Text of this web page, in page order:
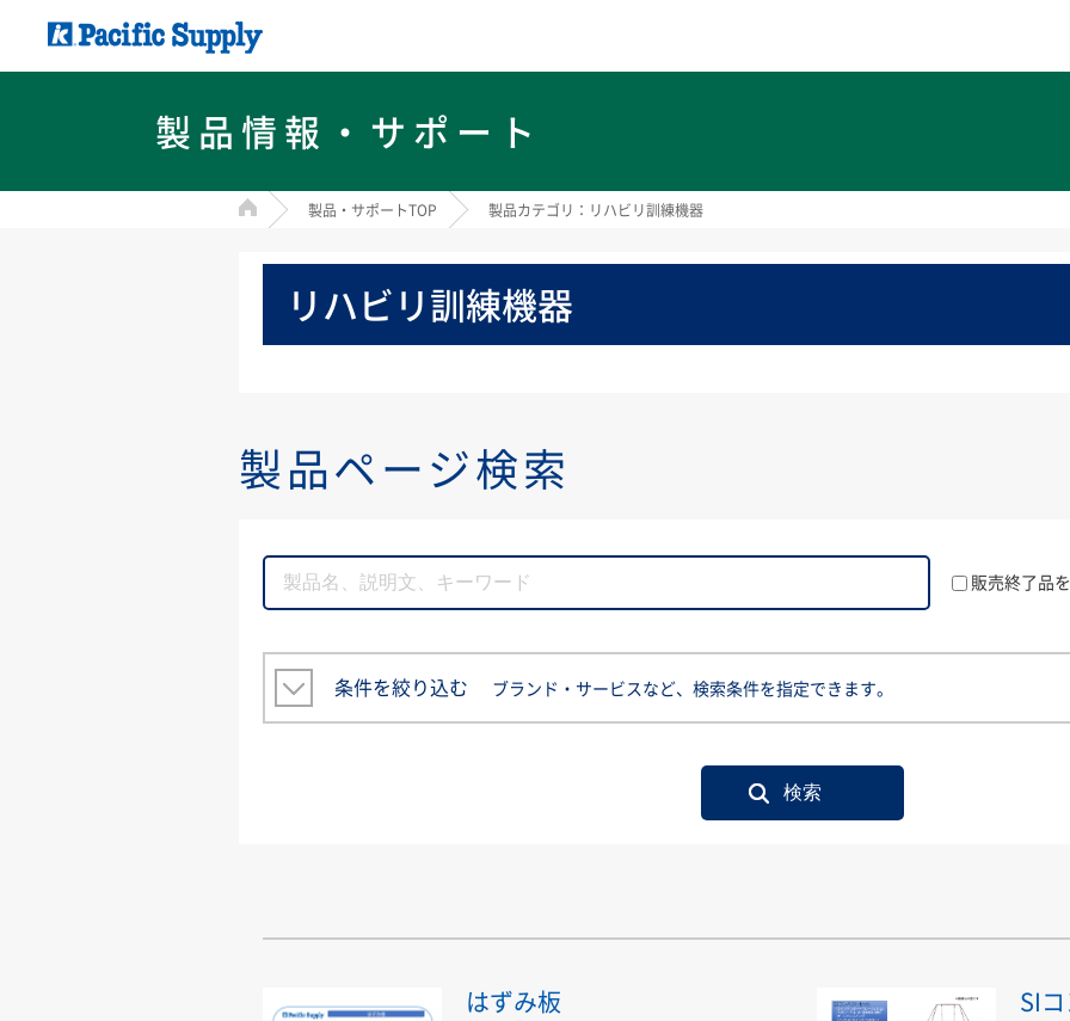
製品情報・サポート
HOME 製品・サポートTOP 製品カテゴリ：リハビリ訓練機器
リハビリ訓練機器
製品ページ検索
販売終了品
条件を絞り込む ブランド・サービスなど、検索条件を指定できます。
はずみ板 SI